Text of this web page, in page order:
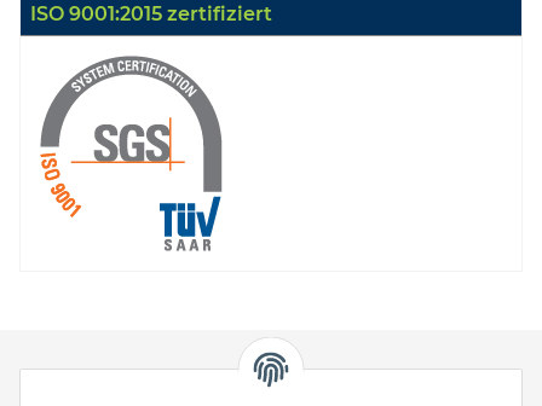
ISO 9001:2015 zertifiziert